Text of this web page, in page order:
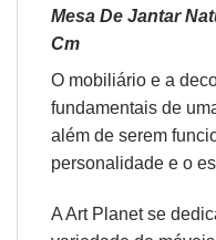
Mesa De Jantar
Cm
O mobiliário e a
fundamentais de
além de serem
personalidade e o
A Art Planet se